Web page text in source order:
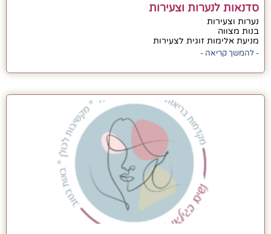
סדנאות לנערות וצעירות
נערות וצעירות
בנות מצווה
מניעת אלימות זוגית לצעירות
- להמשך קריאה -